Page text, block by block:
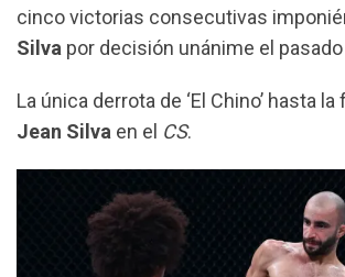
cinco victorias consecutivas
Silva por decisión unánime el
La única derrota de ‘El Chino’ hasta
Jean Silva en el CS.